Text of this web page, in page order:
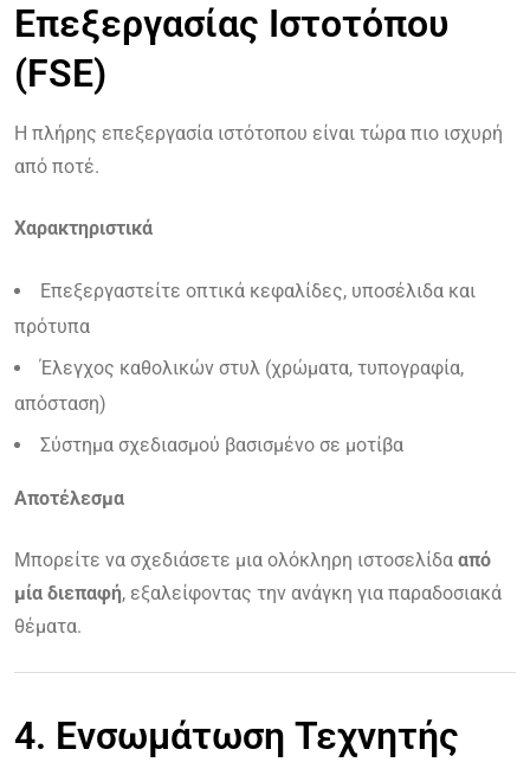
Επεξεργασίας Ιστοτόπου
(FSE)
Η πλήρης επεξεργασία ιστότοπου είναι τώρα πιο ισχυρή
από ποτέ.
Χαρακτηριστικά
Επεξεργαστείτε οπτικά κεφαλίδες, υποσέλιδα και
πρότυπα
Έλεγχος καθολικών στυλ (χρώματα, τυπογραφία,
απόσταση)
Σύστημα σχεδιασμού βασισμένο σε μοτίβα
Αποτέλεσμα
Μπορείτε να σχεδιάσετε μια ολόκληρη ιστοσελίδα από
μία διεπαφή, εξαλείφοντας την ανάγκη για παραδοσιακά
θέματα.
4. Ενσωμάτωση Τεχνητής